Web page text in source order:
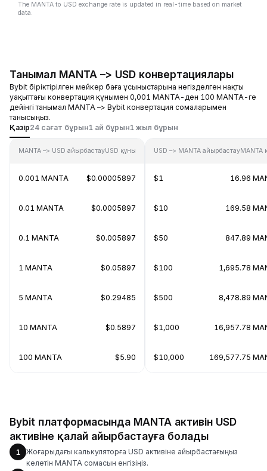
The MANTA to USD exchange rate is updated in real-time based on market
data.
Танымал MANTA –> USD конвертациялары
Bybit біріктірілген мейкер баға ұсыныстарына негізделген нақты
уақыттағы конвертация құнымен 0,001 MANTA-ден 100 MANTA-ге
дейінгі танымал MANTA –> Bybit конвертация сомаларымен
танысыңыз.
Қазір24 сағат бұрын1 ай бұрын1 жыл бұрын
MANTA –> USD айырбастауUSD құны
0.001 MANTA $0.00005897
0.01 MANTA $0.0005897
0.1 MANTA $0.005897
1 MANTA $0.05897
5 MANTA $0.29485
10 MANTA $0.5897
100 MANTA $5.90
USD –> MANTA айырбастауMANTA
$1 16.96
$10 169.58
$50 847.89
$100 1,695.78
$500 8,478.89
$1,000 16,957.78
$10,000 169,577.75
Bybit платформасында MANTA активін USD
активіне қалай айырбастауға болады
1
Жоғарыдағы калькуляторға USD активіне айырбастағыңыз
келетін MANTA сомасын енгізіңіз.